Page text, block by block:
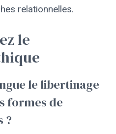
relationnelles.
le
le libertinage
formes de
?